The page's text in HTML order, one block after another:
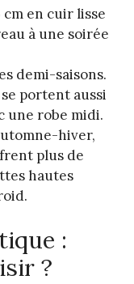
en cuir lisse
à une soirée
demi-saisons.
portent aussi
une robe midi.
hiver,
plus de
hautes
:
?